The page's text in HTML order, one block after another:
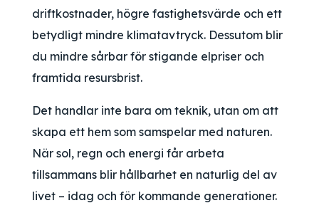
driftkostnader, högre fastighetsvärde och ett
betydligt mindre klimatavtryck. Dessutom blir
du mindre sårbar för stigande elpriser och
framtida resursbrist.
Det handlar inte bara om teknik, utan om att
skapa ett hem som samspelar med naturen.
När sol, regn och energi får arbeta
tillsammans blir hållbarhet en naturlig del av
livet – idag och för kommande generationer.